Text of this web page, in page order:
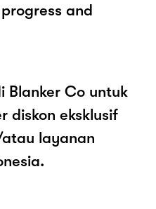
and
Blanker Co untuk
diskon eksklusif
layanan